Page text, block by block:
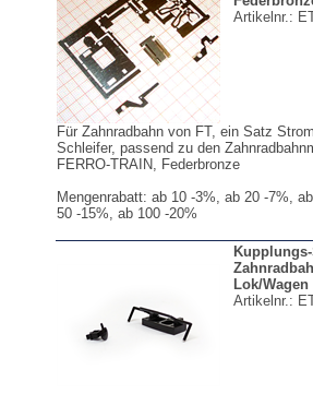
Artikelnr.:
Für Zahnradbahn von FT, ein Satz
Schleifer, passend zu den
FERRO-TRAIN, Federbronze
Mengenrabatt: ab 10 -3%, ab 20 -7%,
50 -15%, ab 100 -20%
Lok/Wagen
Artikelnr.: